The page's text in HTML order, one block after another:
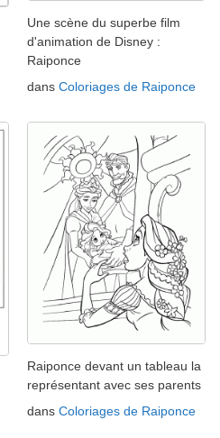
Une scène du superbe film
d'animation de Disney :
Raiponce
dans Coloriages de Raiponce
Raiponce devant un tableau la
représentant avec ses parents
dans Coloriages de Raiponce